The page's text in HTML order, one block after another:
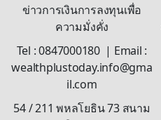
ข่าวการเงินการลงทุนเพื่อ
ความมั่งคั่ง
Tel : 0847000180 | Email :
wealthplustoday.info@gma
il.com
54 / 211 พหลโยธิน 73 สนาม